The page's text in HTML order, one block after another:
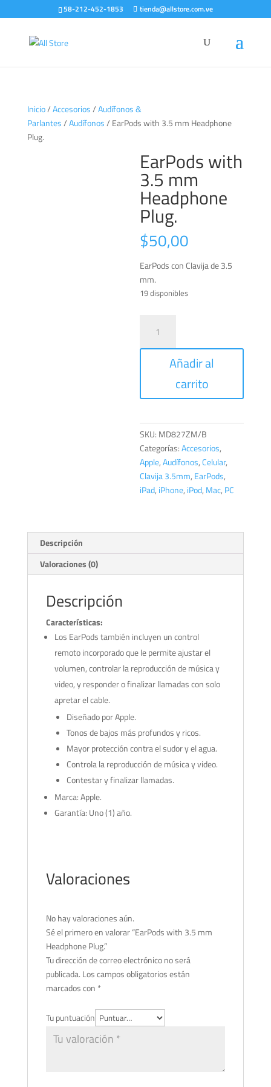
58-212-452-1853 tienda@allstore.com.ve
Inicio/Accesorios/Audífonos &
Parlantes/Audífonos/ EarPods with 3.5 mm Headphone
Plug.
EarPods with
3.5 mm
Headphone
Plug.
$50,00
EarPods con Clavija de 3.5
mm.
19 disponibles
3.5
Añadir al
carrito
SKU: MD827ZM/B
Categorías:Accesorios,
Apple,Audífonos,Celular,
Clavija 3.5mm, EarPods,
iPad, iPhone, iPod, Mac, PC
Descripción
Valoraciones (0)
Descripción
Características:
Los EarPods también incluyen un control
remoto incorporado que le permite ajustar el
volumen, controlar la reproducción de música y
video, y responder o finalizar llamadas con solo
apretar el cable.
Diseñado por Apple.
Tonos de bajos más profundos y ricos.
Mayor protección contra el sudor y el agua.
Controla la reproducción de música y video.
Contestar y finalizar llamadas.
Marca: Apple.
Garantía: Uno (1) año.
Valoraciones
No hay valoraciones aún.
Sé el primero en valorar “EarPods with 3.5 mm
Headphone Plug.”
Tu dirección de correo electrónico no será
publicada. Los campos obligatorios están
marcados con *
Tu puntuación